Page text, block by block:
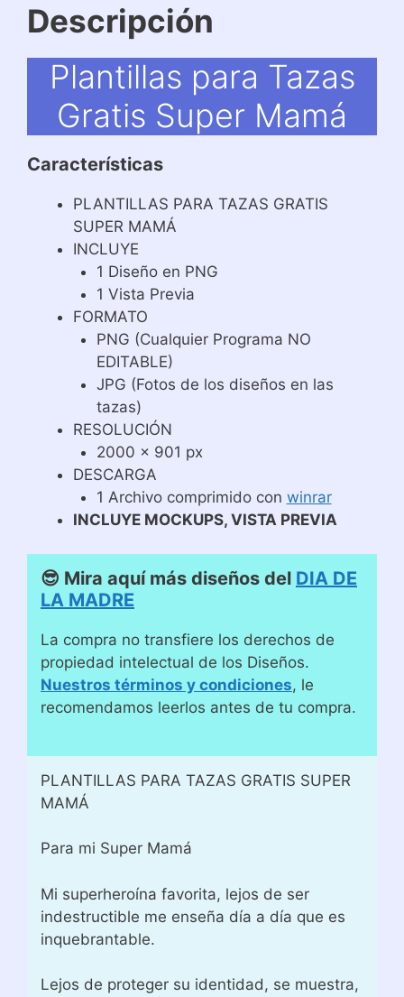
Descripción
Plantillas para Tazas
Gratis Super Mamá
Características
PLANTILLAS PARA TAZAS GRATIS
SUPER MAMÁ
INCLUYE
1 Diseño en PNG
1 Vista Previa
FORMATO
PNG (Cualquier Programa NO
EDITABLE)
JPG (Fotos de los diseños en las
tazas)
RESOLUCIÓN
2000 x 901 px
DESCARGA
1 Archivo comprimido con winrar
INCLUYE MOCKUPS, VISTA PREVIA
😎 Mira aquí más diseños del DIA DE
LA MADRE
La compra no transfiere los derechos de
propiedad intelectual de los Diseños.
Nuestros términos y condiciones, le
recomendamos leerlos antes de tu compra.
PLANTILLAS PARA TAZAS GRATIS SUPER
MAMÁ
Para mi Super Mamá
Mi superheroína favorita, lejos de ser
indestructible me enseña día a día que es
inquebrantable.
Lejos de proteger su identidad, se muestra,